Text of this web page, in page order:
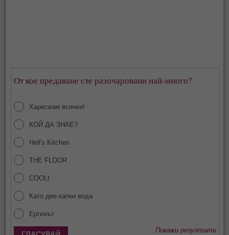
От кое предаване сте разочаровани най-много?
Харесвам всички!
КОЙ ДА ЗНАЕ?
Hell's Kitchen
THE FLOOR
COOLt
Като две капки вода
Ергенът
Покажи резултати